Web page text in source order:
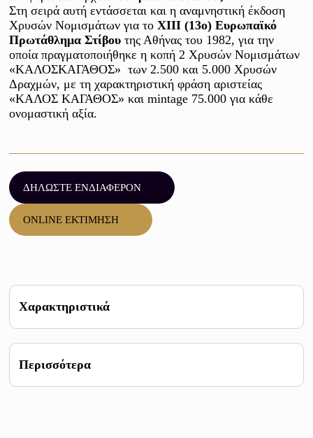
Στη σειρά αυτή εντάσσεται και η αναμνηστική έκδοση
Χρυσών Νομισμάτων για το XIII (13ο) Ευρωπαϊκό
Πρωτάθλημα Στίβου της Αθήνας του 1982, για την
οποία πραγματοποιήθηκε η κοπή 2 Χρυσών Νομισμάτων
«ΚΑΛΟΣΚΑΓΑΘΟΣ»  των 2.500 και 5.000 Χρυσών
Δραχμών, με τη χαρακτηριστική φράση αριστείας
«ΚΑΛΟΣ ΚΑΓΑΘΟΣ» και mintage 75.000 για κάθε
ονομαστική αξία.
ΔΗΛΩΣΤΕ ΕΝΔΙΑΦΕΡΟΝ
ONLINE ΕΚΤΙΜΗΣΗ
Χαρακτηριστικά
ΒΑΡΟΣ 12,5 g
ΚΑΘΑΡΟΤΗΤΑ 910
ΕΤΟΣ ΚΥΚΛΟΦΟΡΙΑΣ 1981
MINTAGE 75.000
Περισσότερα